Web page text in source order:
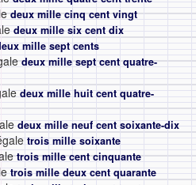
deux mille cinq cent vingt
deux mille six cent dix
mille sept cents
deux mille sept cent quatre-
deux mille huit cent quatre-
deux mille neuf cent soixante-dix
trois mille soixante
trois mille cent cinquante
trois mille deux cent quarante